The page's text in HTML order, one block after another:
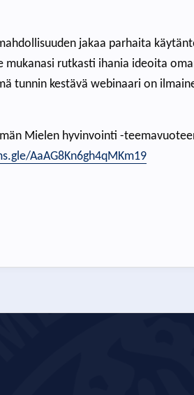
jakaa parhaita
mukanasi rutkasti ihania ideoita
tunnin kestävä webinaari on
Mielen hyvinvointi -
AaAG8Kn6gh4qMKm19